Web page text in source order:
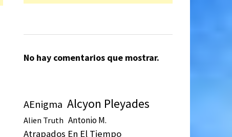
No hay comentarios que mostrar.
AEnigma Alcyon Pleyades
Alien Truth Antonio M.
Atrapados En El Tiempo